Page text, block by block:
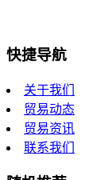
快捷导航
关于我们
贸易动态
贸易资讯
联系我们